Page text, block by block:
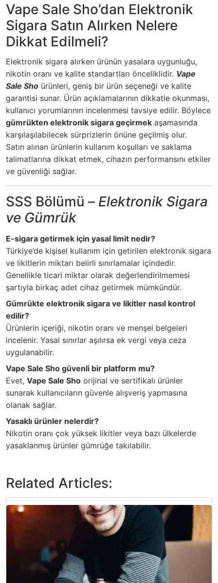
Vape Sale Sho’dan Elektronik
Sigara Satın Alırken Nelere
Dikkat Edilmeli?
Elektronik sigara alırken ürünün yasalara uygunluğu,
nikotin oranı ve kalite standartları önceliklidir. Vape
Sale Sho ürünleri, geniş bir ürün seçeneği ve kalite
garantisi sunar. Ürün açıklamalarının dikkatle okunması,
kullanıcı yorumlarının incelenmesi tavsiye edilir. Böylece
gümrükten elektronik sigara geçirmek aşamasında
karşılaşılabilecek sürprizlerin önüne geçilmiş olur.
Satın alınan ürünlerin kullanım koşulları ve saklama
talimatlarına dikkat etmek, cihazın performansını etkiler
ve güvenliği sağlar.
SSS Bölümü – Elektronik Sigara
ve Gümrük
E-sigara getirmek için yasal limit nedir?
Türkiye’de kişisel kullanım için getirilen elektronik sigara
ve likitlerin miktarı belirli sınırlamalar içindedir.
Genellikle ticari miktar olarak değerlendirilmemesi
şartıyla birkaç adet cihaz getirmek mümkündür.
Gümrükte elektronik sigara ve likitler nasıl kontrol
edilir?
Ürünlerin içeriği, nikotin oranı ve menşei belgeleri
incelenir. Yasal sınırlar aşılırsa ek vergi veya ceza
uygulanabilir.
Vape Sale Sho güvenli bir platform mu?
Evet, Vape Sale Sho orijinal ve sertifikalı ürünler
sunarak kullanıcıların güvenle alışveriş yapmasına
olanak sağlar.
Yasaklı ürünler nelerdir?
Nikotin oranı çok yüksek likitler veya bazı ülkelerde
yasaklanmış ürünler gümrüğe takılabilir.
Related Articles: